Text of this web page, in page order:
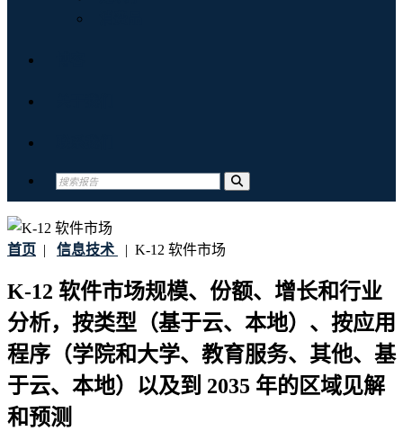
首页 | 信息技术 | K-12 软件市场
K-12 软件市场规模、份额、增长和行业
分析，按类型（基于云、本地）、按应用
程序（学院和大学、教育服务、其他、基
于云、本地）以及到 2035 年的区域见解
和预测